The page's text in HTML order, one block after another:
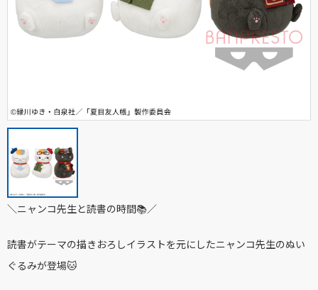
＼ニャンコ先生と読書の時間📚／
読書がテーマの描きおろしイラストを元にしたニャンコ先生のぬい
ぐるみが登場🐱